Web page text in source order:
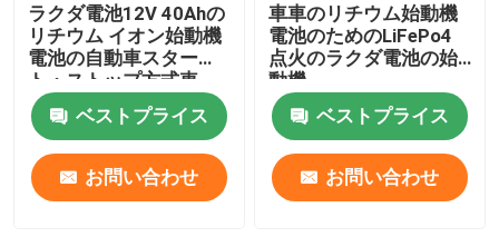
ラクダ電池12V 40Ahの
リチウム イオン始動機
電池の自動車スター
ト・ストップ方式車
BMSシステム
ベストプライス
お問い合わせ
車車のリチウム始動機
電池のためのLiFePo4
点火のラクダ電池の始
動機
ベストプライス
お問い合わせ